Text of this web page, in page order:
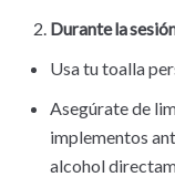
Durantelasesió
Usa tu toalla
Asegúrate de
implementos
alcohol